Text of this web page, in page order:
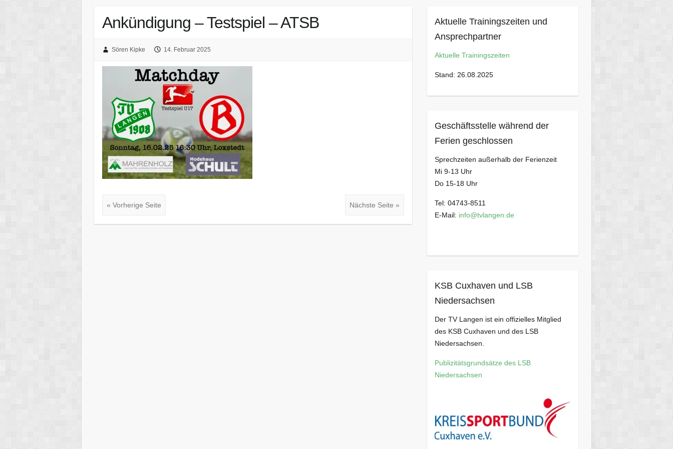
Ankündigung – Testspiel – ATSB
Sören Kipke 14. Februar 2025
« Vorherige Seite Nächste Seite »
Aktuelle Trainingszeiten und
Ansprechpartner
Aktuelle Trainingszeiten
Stand: 26.08.2025
Geschäftsstelle während der
Ferien geschlossen
Sprechzeiten außerhalb der Ferienzeit
Mi 9-13 Uhr
Do 15-18 Uhr
Tel: 04743-8511
E-Mail: info@tvlangen.de
KSB Cuxhaven und LSB
Niedersachsen
Der TV Langen ist ein offizielles Mitglied
des KSB Cuxhaven und des LSB
Niedersachsen.
Publizitätsgrundsätze des LSB
Niedersachsen